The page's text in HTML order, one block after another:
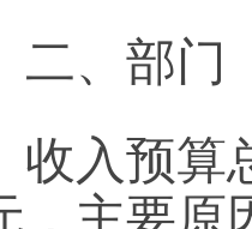
二、部门
收入预算